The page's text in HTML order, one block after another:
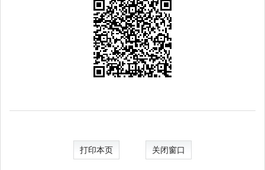
打印本页 关闭窗口